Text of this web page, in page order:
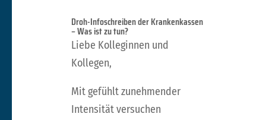
Droh-Infoschreiben der Krankenkassen
– Was ist zu tun?
Liebe Kolleginnen und
Kollegen,
Mit gefühlt zunehmender
Intensität versuchen